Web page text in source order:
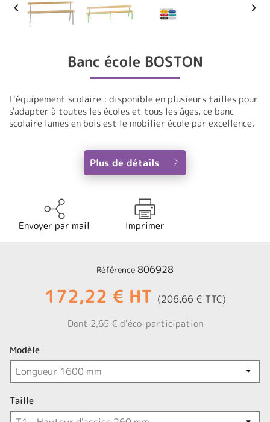
 
Banc école BOSTON
L'équipement scolaire : disponible en plusieurs tailles pour
s'adapter à toutes les écoles et tous les âges, ce banc
scolaire lames en bois est le mobilier école par excellence.
Plus de détails
Envoyer par mail Imprimer
Référence 806928
172,22 € HT (206,66 € TTC)
Dont 2,65 € d'éco-participation
Modèle
Taille